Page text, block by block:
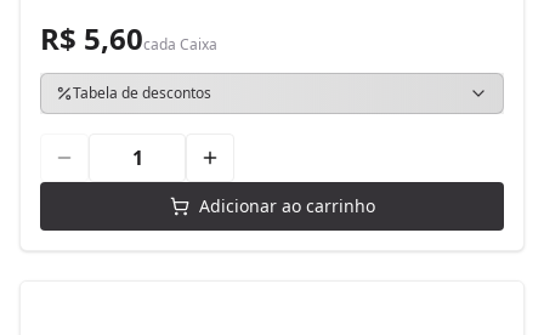
R$ 5,60cada Caixa
Tabela de descontos
Adicionar ao carrinho